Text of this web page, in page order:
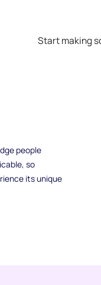
Start making
people
so
its unique